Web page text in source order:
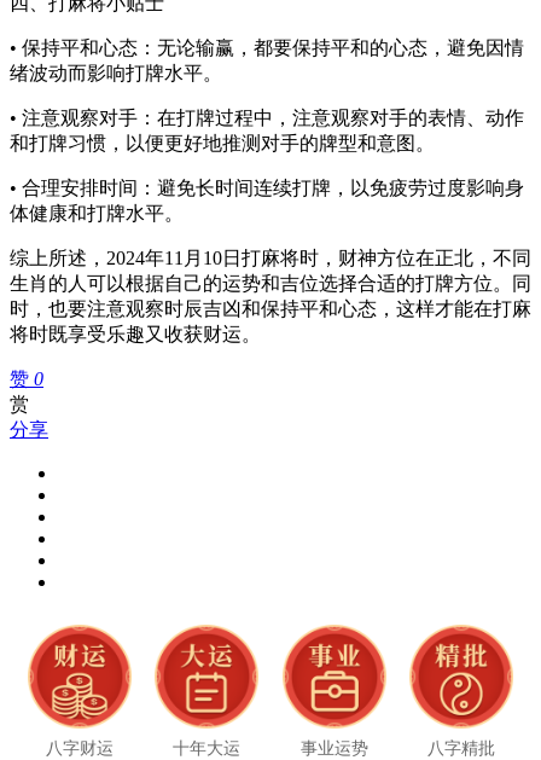
• 保持平和心态：无论输赢，都要保持平和的心态，避免因情
绪波动而影响打牌水平。
• 注意观察对手：在打牌过程中，注意观察对手的表情、动作
和打牌习惯，以便更好地推测对手的牌型和意图。
• 合理安排时间：避免长时间连续打牌，以免疲劳过度影响身
体健康和打牌水平。
综上所述，2024年11月10日打麻将时，财神方位在正北，不同
生肖的人可以根据自己的运势和吉位选择合适的打牌方位。同
时，也要注意观察时辰吉凶和保持平和心态，这样才能在打麻
将时既享受乐趣又收获财运。
赞 0
赏
分享
八字财运 十年大运 事业运势 八字精批